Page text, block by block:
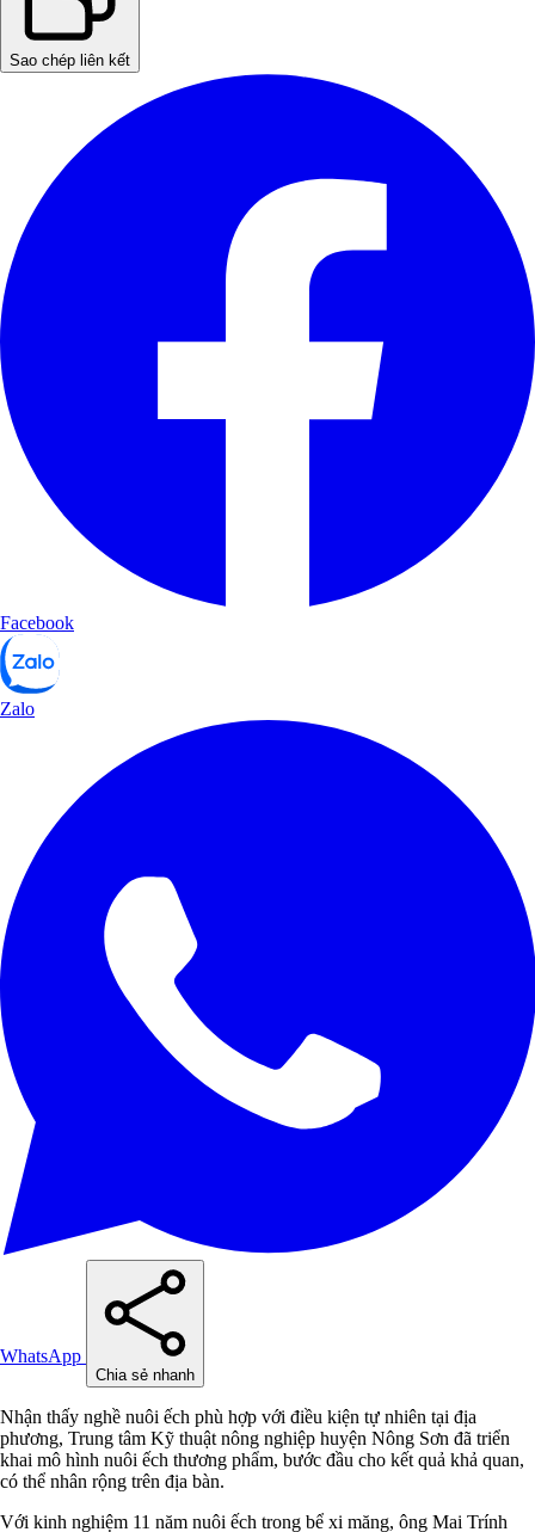
Sao chép liên kết
Facebook
Zalo
WhatsApp
Chia sẻ nhanh
Nhận thấy nghề nuôi ếch phù hợp với điều kiện tự nhiên tại địa
phương, Trung tâm Kỹ thuật nông nghiệp huyện Nông Sơn đã triển
khai mô hình nuôi ếch thương phẩm, bước đầu cho kết quả khả quan,
có thể nhân rộng trên địa bàn.
Với kinh nghiệm 11 năm nuôi ếch trong bể xi măng, ông Mai Trính